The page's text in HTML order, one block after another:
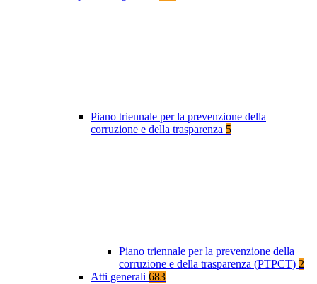
Piano triennale per la prevenzione della
corruzione e della trasparenza 5
Piano triennale per la prevenzione della
corruzione e della trasparenza (PTPCT) 2
Atti generali 683